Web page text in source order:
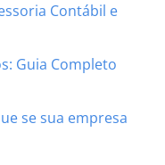
Contábil e
Guia Completo
se sua empresa